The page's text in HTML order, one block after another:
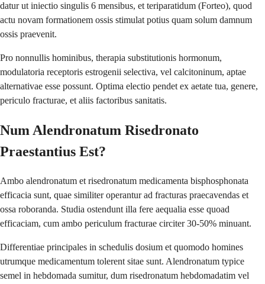
datur ut iniectio singulis 6 mensibus, et teriparatidum (Forteo), quod
actu novam formationem ossis stimulat potius quam solum damnum
ossis praevenit.
Pro nonnullis hominibus, therapia substitutionis hormonum,
modulatoria receptoris estrogenii selectiva, vel calcitoninum, aptae
alternativae esse possunt. Optima electio pendet ex aetate tua, genere,
periculo fracturae, et aliis factoribus sanitatis.
Num Alendronatum Risedronato
Praestantius Est?
Ambo alendronatum et risedronatum medicamenta bisphosphonata
efficacia sunt, quae similiter operantur ad fracturas praecavendas et
ossa roboranda. Studia ostendunt illa fere aequalia esse quoad
efficaciam, cum ambo periculum fracturae circiter 30-50% minuant.
Differentiae principales in schedulis dosium et quomodo homines
utrumque medicamentum tolerent sitae sunt. Alendronatum typice
semel in hebdomada sumitur, dum risedronatum hebdomadatim vel